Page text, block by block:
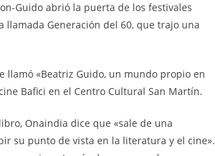
Guido abrió la puerta de los festivales
Generación del 60, que trajo una
«Beatriz Guido, un mundo propio en
Bafici en el Centro Cultural San Martín.
Onaindia dice que «sale de una
su punto de vista en la literatura y el cine».